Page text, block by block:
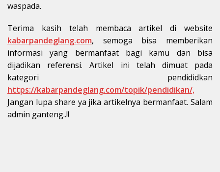
waspada.
Terima kasih telah membaca artikel di website
kabarpandeglang.com, semoga bisa memberikan
informasi yang bermanfaat bagi kamu dan bisa
dijadikan referensi. Artikel ini telah dimuat pada
kategori pendididkan
https://kabarpandeglang.com/topik/pendidikan/,
Jangan lupa share ya jika artikelnya bermanfaat. Salam
admin ganteng..!!